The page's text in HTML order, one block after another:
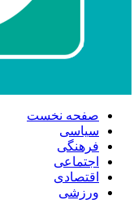
صفحه نخست
سیاسی
فرهنگی
اجتماعی
اقتصادی
ورزشی